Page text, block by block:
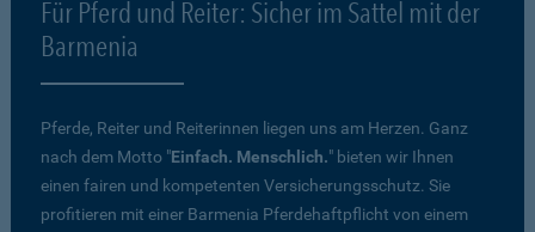
Für Pferd und Reiter: Sicher im Sattel mit der
Barmenia
Pferde, Reiter und Reiterinnen liegen uns am Herzen. Ganz
nach dem Motto "Einfach. Menschlich." bieten wir Ihnen
einen fairen und kompetenten Versicherungsschutz. Sie
profitieren mit einer Barmenia Pferdehaftpflicht von einem